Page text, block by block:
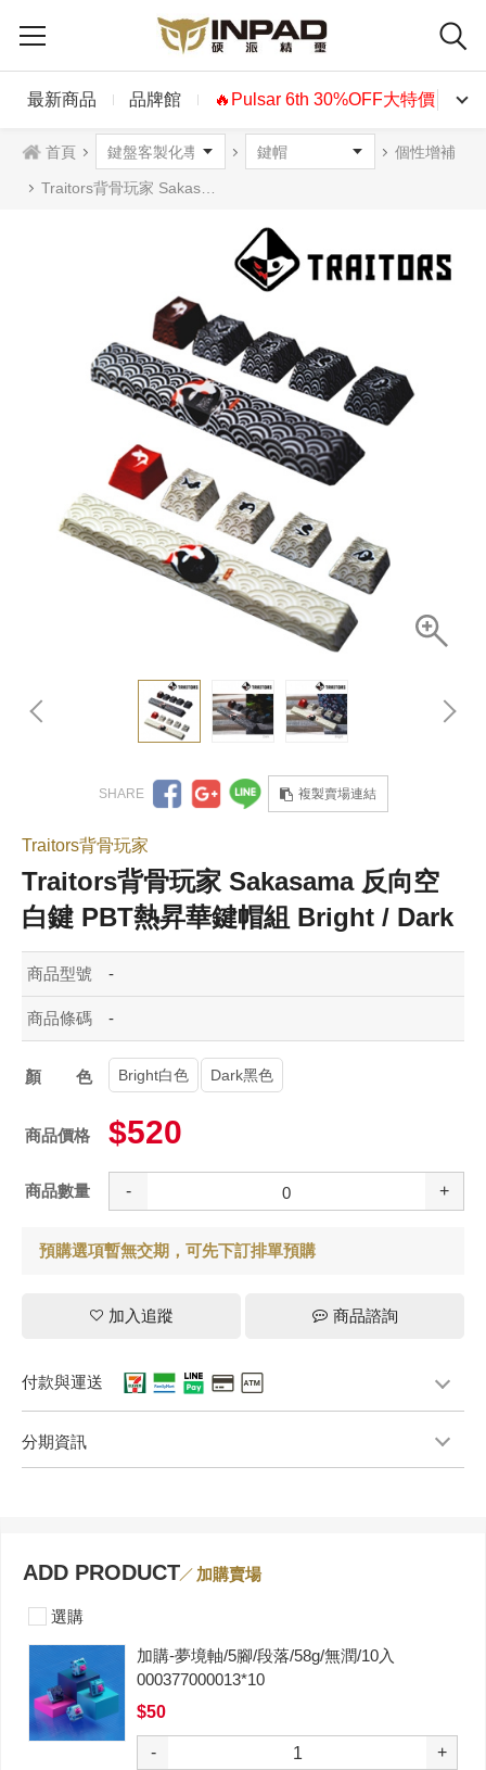
最新商品 品牌館 🔥Pulsar 6th 30%OFF大特價🔥
首頁 個性增補
Traitors背骨玩家 Sakasama 反向空白鍵 PBT熱昇華鍵帽組 Bright / Dark
複製賣場連結
Traitors背骨玩家
Traitors背骨玩家 Sakasama 反向空
白鍵 PBT熱昇華鍵帽組 Bright / Dark
商品型號 -
商品條碼 -
顏色Bright白色 Dark黑色
商品價格 $520
商品數量 - +
預購選項暫無交期，可先下訂排單預購
加入追蹤 商品諮詢
付款與運送
分期資訊
ADD PRODUCT 加購賣場
選購
加購-夢境軸/5腳/段落/58g/無潤/10入
000377000013*10
$50
- +